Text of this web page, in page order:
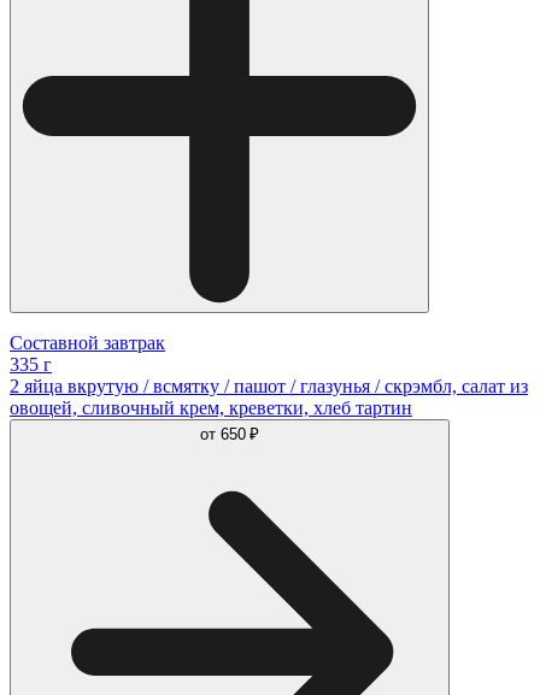
Составной завтрак
335 г
2 яйца вкрутую / всмятку / пашот / глазунья / скрэмбл, салат из
овощей, сливочный крем, креветки, хлеб тартин
от 650 ₽